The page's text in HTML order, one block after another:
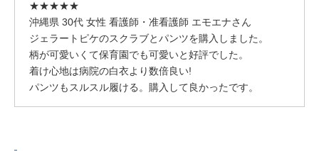
★★★★★
沖縄県 30代 女性 看護師・准看護師 エモエナさん
ジェラートピケのスクラブとパンツを購入しました。
柄が可愛いくて保育園でも可愛いと好評でした。
着け心地は病院の白衣より数倍良い!
パンツもスルスル履ける。購入して良かったです。